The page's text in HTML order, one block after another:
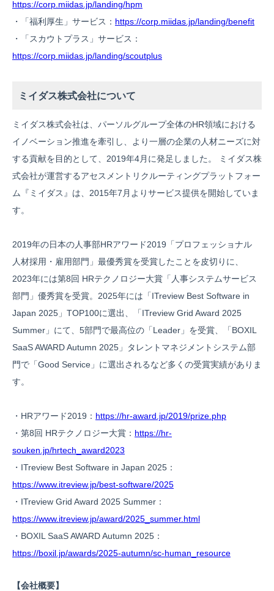
https://corp.miidas.jp/landing/hpm
・「福利厚生」サービス： https://corp.miidas.jp/landing/benefit
・「スカウトプラス」サービス：
https://corp.miidas.jp/landing/scoutplus
ミイダス株式会社について
ミイダス株式会社は、パーソルグループ全体のHR領域における
イノベーション推進を牽引し、より一層の企業の人材ニーズに対
する貢献を目的として、2019年4月に発足しました。 ミイダス株
式会社が運営するアセスメントリクルーティングプラットフォー
ム『ミイダス』は、2015年7月よりサービス提供を開始していま
す。
2019年の日本の人事部HRアワード2019「プロフェッショナル
人材採用・雇用部門」最優秀賞を受賞したことを皮切りに、
2023年には第8回 HRテクノロジー大賞「人事システムサービス
部門」優秀賞を受賞。2025年には「ITreview Best Software in
Japan 2025」TOP100に選出、「ITreview Grid Award 2025
Summer」にて、5部門で最高位の「Leader」を受賞、「BOXIL
SaaS AWARD Autumn 2025」タレントマネジメントシステム部
門で「Good Service」に選出されるなど多くの受賞実績がありま
す。
・HRアワード2019： https://hr-award.jp/2019/prize.php
・第8回 HRテクノロジー大賞： https://hr-
souken.jp/hrtech_award2023
・ITreview Best Software in Japan 2025：
https://www.itreview.jp/best-software/2025
・ITreview Grid Award 2025 Summer：
https://www.itreview.jp/award/2025_summer.html
・BOXIL SaaS AWARD Autumn 2025：
https://boxil.jp/awards/2025-autumn/sc-human_resource
【会社概要】